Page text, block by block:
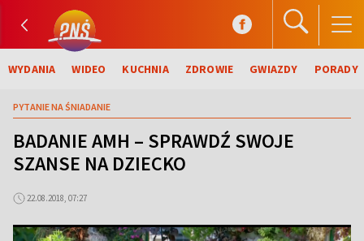
WYDANIA WIDEO KUCHNIA ZDROWIE GWIAZDY PORADY
PYTANIE NA ŚNIADANIE
BADANIE AMH – SPRAWDŹ SWOJE
SZANSE NA DZIECKO
22.08.2018, 07:27